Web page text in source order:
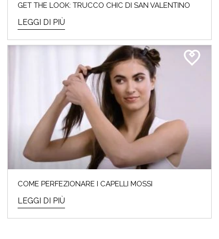
GET THE LOOK: TRUCCO CHIC DI SAN VALENTINO
LEGGI DI PIÙ
COME PERFEZIONARE I CAPELLI MOSSI
LEGGI DI PIÙ